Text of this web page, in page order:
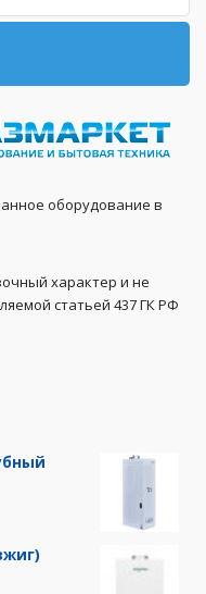
оборудование в
характер и не
статьей 437 ГК РФ